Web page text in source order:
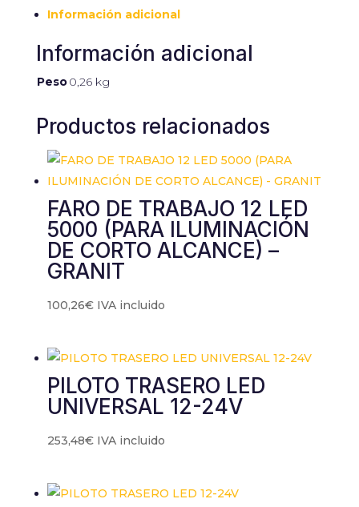
Información adicional
Información adicional
Peso0,26 kg
Productos relacionados
FARO DE TRABAJO 12 LED
5000 (PARA ILUMINACIÓN
DE CORTO ALCANCE) –
GRANIT
100,26€ IVA incluido
PILOTO TRASERO LED
UNIVERSAL 12-24V
253,48€ IVA incluido